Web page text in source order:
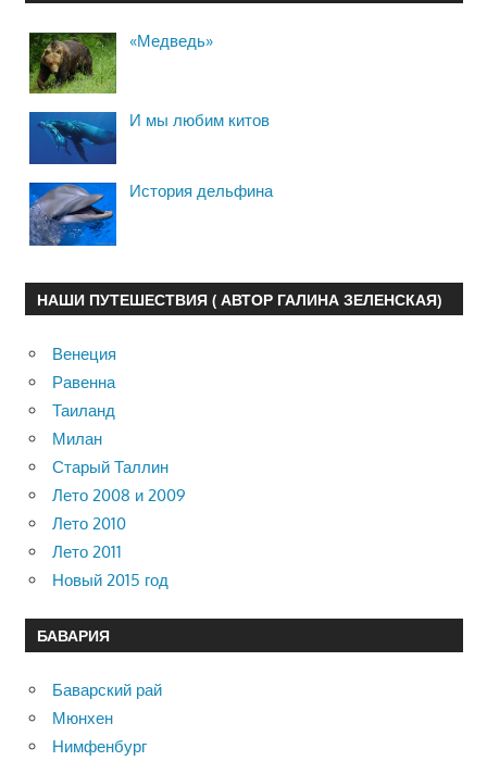
«Медведь»
И мы любим китов
История дельфина
НАШИ ПУТЕШЕСТВИЯ ( АВТОР ГАЛИНА ЗЕЛЕНСКАЯ)
Венеция
Равенна
Таиланд
Милан
Старый Таллин
Лето 2008 и 2009
Лето 2010
Лето 2011
Новый 2015 год
БАВАРИЯ
Баварский рай
Мюнхен
Нимфенбург